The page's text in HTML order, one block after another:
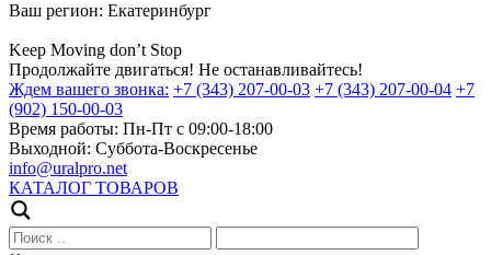
Ваш регион: Екатеринбург
Keep Moving don’t Stop
Продолжайте двигаться! Не останавливайтесь!
Ждем вашего звонка: +7 (343) 207-00-03 +7 (343) 207-00-04 +7
(902) 150-00-03
Время работы: Пн-Пт с 09:00-18:00
Выходной: Суббота-Воскресенье
info@uralpro.net
КАТАЛОГ ТОВАРОВ